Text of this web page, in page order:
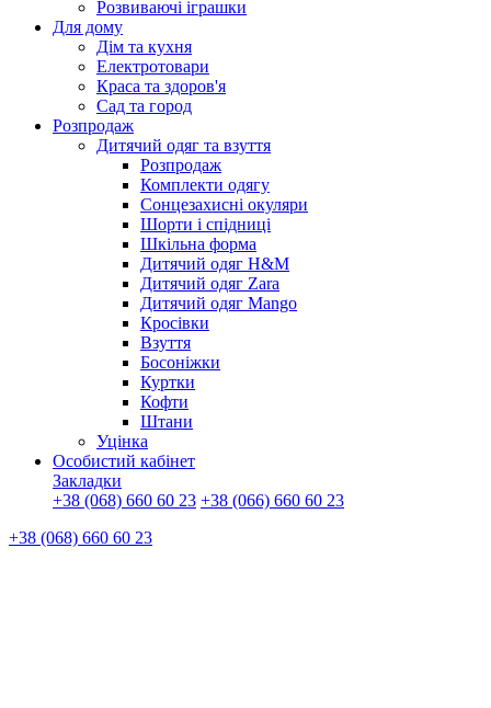
Розвиваючі іграшки
Для дому
Дім та кухня
Електротовари
Краса та здоров'я
Сад та город
Розпродаж
Дитячий одяг та взуття
Розпродаж
Комплекти одягу
Сонцезахисні окуляри
Шорти і спідниці
Шкільна форма
Дитячий одяг H&M
Дитячий одяг Zara
Дитячий одяг Mango
Кросівки
Взуття
Босоніжки
Куртки
Кофти
Штани
Уцінка
Особистий кабінет
Закладки
+38 (068) 660 60 23 +38 (066) 660 60 23
+38 (068) 660 60 23